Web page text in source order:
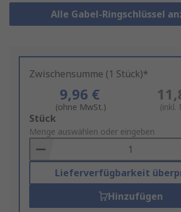
Alle Gabel-Ringschlüssel
Zwischensumme (1 Stück)*
9,96 €
(ohne MwSt.) (inkl.
Add
to
Basket
Stück
Menge auswählen oder eingeben
Lieferverfügbarkeit
Hinzufügen